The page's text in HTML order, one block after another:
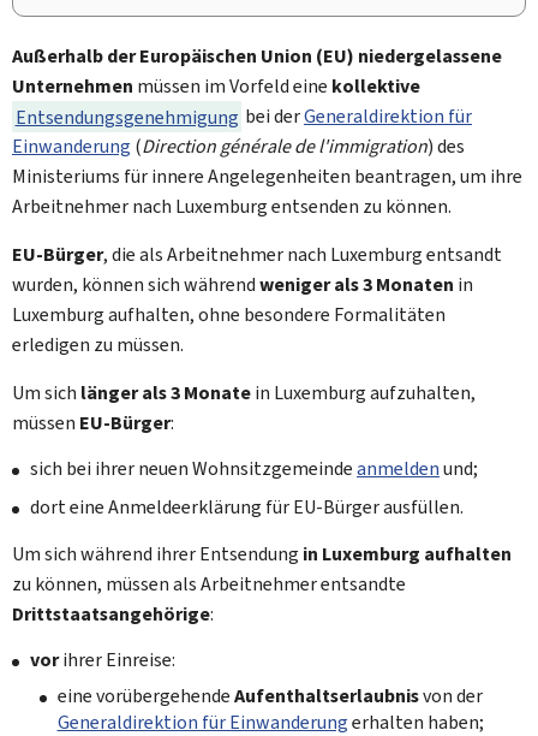
Außerhalb der Europäischen Union (EU) niedergelassene
Unternehmen müssen im Vorfeld eine kollektive
Entsendungsgenehmigung bei derGeneraldirektion für
Einwanderung (Direction générale de l'immigration) des
Ministeriums für innere Angelegenheiten beantragen, um ihre
Arbeitnehmer nach Luxemburg entsenden zu können.
EU-Bürger, die als Arbeitnehmer nach Luxemburg entsandt
wurden, können sich währendweniger als 3 Monaten in
Luxemburg aufhalten, ohne besondere Formalitäten
erledigen zu müssen.
Um sich länger als 3 Monatein Luxemburg aufzuhalten,
müssen EU-Bürger:
sich bei ihrer neuen Wohnsitzgemeindeanmeldenund;
dort eine Anmeldeerklärung für EU-Bürger ausfüllen.
Um sich während ihrer Entsendung in Luxemburg aufhalten
zu können, müssen als Arbeitnehmer entsandte
Drittstaatsangehörige:
vorihrer Einreise:
eine vorübergehendeAufenthaltserlaubnisvon der
Generaldirektion für Einwanderungerhalten haben;